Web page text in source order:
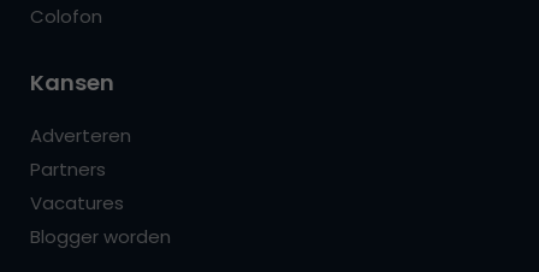
Colofon
Kansen
Adverteren
Partners
Vacatures
Blogger worden